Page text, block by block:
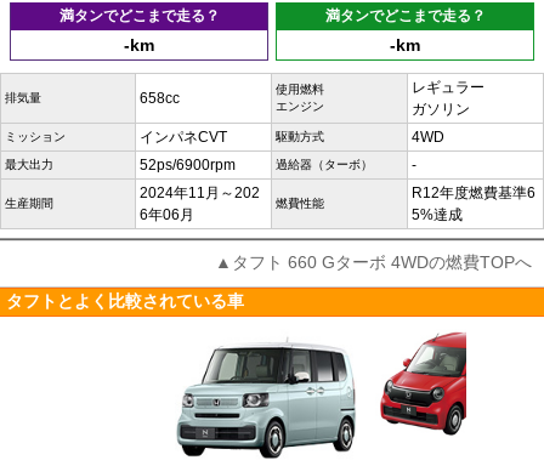
満タンでどこまで走る？
-km
満タンでどこまで走る？
-km
排気量 658cc
使用燃料
エンジン
レギュラー
ガソリン
ミッション インパネCVT 駆動方式 4WD
最大出力 52ps/6900rpm 過給器（ターボ） -
生産期間
2024年11月～202
6年06月
燃費性能
R12年度燃費基準6
5%達成
▲タフト 660 Gターボ 4WDの燃費TOPへ
タフトとよく比較されている車